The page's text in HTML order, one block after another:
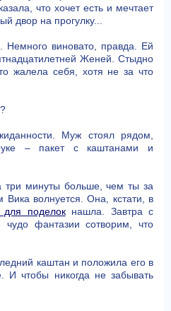
что хочет есть и мечтает
двор на прогулку...
виновато, правда. Ей
Женей. Стыдно
жалела себя, хотя не за что
Муж стоял рядом,
– пакет с каштанами и
три минуты больше, чем ты за
волнуется. Она, кстати, в
для поделокнашла. Завтра с
фантазии сотворим, что
каштан и положила его в
И чтобы никогда не забывать